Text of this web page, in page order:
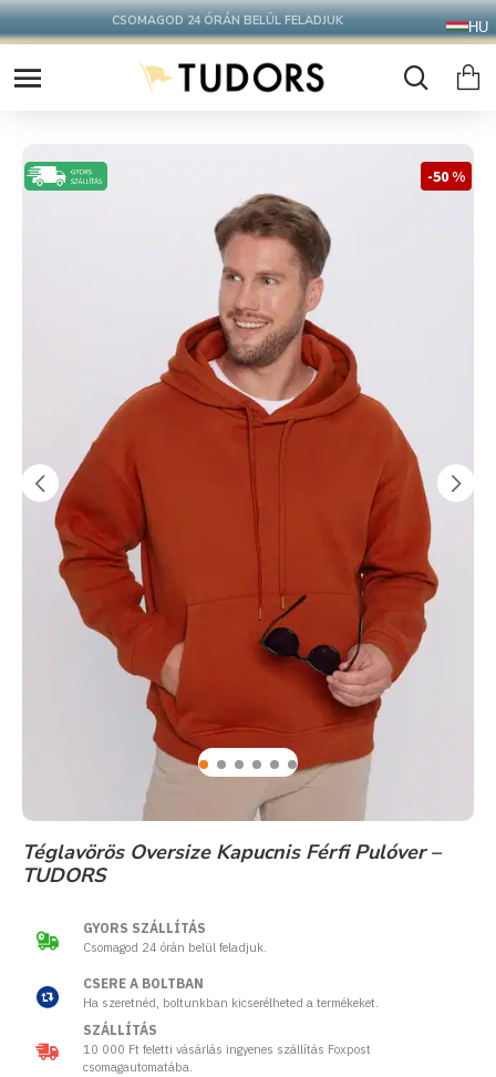
10.000 Ft FELETT INGYENES SZÁLLÍTÁS
FOXPOST CSOMAGAUTOMATÁBA !
HU
-50 %
Téglavörös Oversize Kapucnis Férfi Pulóver –
TUDORS
GYORS SZÁLLÍTÁS
Csomagod 24 órán belül feladjuk.
CSERE A BOLTBAN
Ha szeretnéd, boltunkban kicserélheted a termékeket.
SZÁLLÍTÁS
10 000 Ft feletti vásárlás ingyenes szállítás Foxpost
csomagautomatába.